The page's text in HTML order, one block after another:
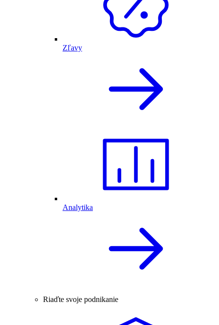
Zľavy
Analytika
Riaďte svoje podnikanie